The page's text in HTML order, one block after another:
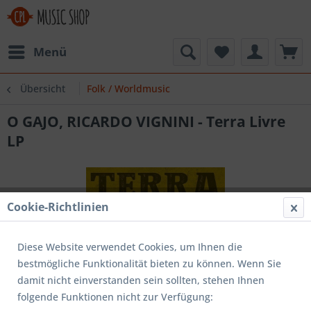
Menü
Übersicht Folk / Worldmusic
O GAJO, RICARDO VIGNINI - Terra Livre
LP
Cookie-Richtlinien
Diese Website verwendet Cookies, um Ihnen die
bestmögliche Funktionalität bieten zu können. Wenn Sie
damit nicht einverstanden sein sollten, stehen Ihnen
folgende Funktionen nicht zur Verfügung: